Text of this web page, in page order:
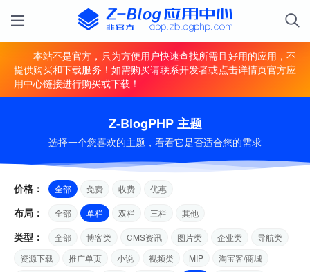
本站不是官方，只为方便用户快速查找所需且好用的应用，不
提供购买和下载服务！如需购买请联系开发者或点击详情页官方应
用中心链接进行购买或下载！
Z-BlogPHP 主题
选择一个您喜欢的主题，看看它是否适合您的需求
价格： 全部 免费 收费 优惠
布局： 全部 单栏 双栏 三栏 其他
类型： 全部 博客类 CMS资讯 图片类 企业类
导航类
资源下载
推广单页 小说 视频类 MIP
淘宝客/商城